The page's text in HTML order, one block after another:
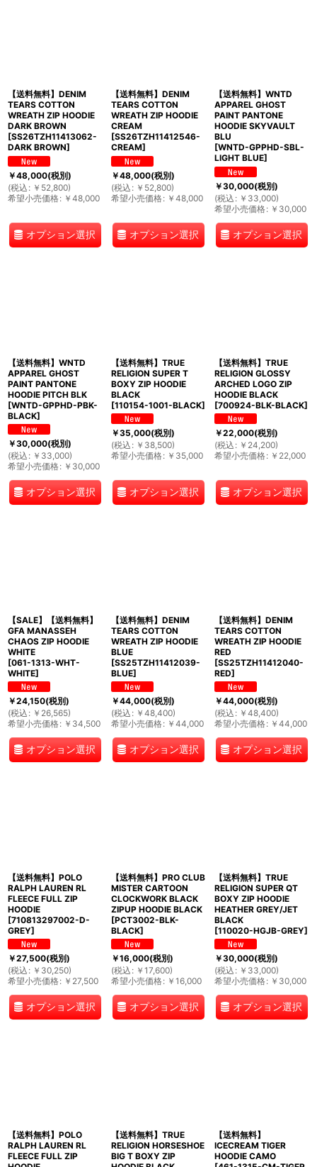
【送料無料】DENIM
TEARS COTTON
WREATH ZIP HOODIE
DARK BROWN
[SS26TZH11413062-
DARK BROWN]
￥48,000(税別)
(税込 : ￥ 52,800)
希望小売価格: ￥ 48,000
オプション選択
【送料無料】DENIM
TEARS COTTON
WREATH ZIP HOODIE
CREAM
[SS26TZH11412546-
CREAM]
￥48,000(税別)
(税込 : ￥ 52,800)
希望小売価格: ￥ 48,000
オプション選択
【送料無料】WNTD
APPAREL GHOST
PAINT PANTONE
HOODIE SKYVAULT
BLU
[WNTD-GPPHD-SBL-
LIGHT BLUE]
￥30,000(税別)
(税込 : ￥ 33,000)
希望小売価格: ￥ 30,000
オプション選択
【送料無料】WNTD
APPAREL GHOST
PAINT PANTONE
HOODIE PITCH BLK
[WNTD-GPPHD-PBK-
BLACK]
￥30,000(税別)
(税込 : ￥ 33,000)
希望小売価格: ￥ 30,000
オプション選択
【送料無料】TRUE
RELIGION SUPER T
BOXY ZIP HOODIE
BLACK
[110154-1001-BLACK]
￥35,000(税別)
(税込 : ￥ 38,500)
希望小売価格: ￥ 35,000
オプション選択
【送料無料】TRUE
RELIGION GLOSSY
ARCHED LOGO ZIP
HOODIE BLACK
[700924-BLK-BLACK]
￥22,000(税別)
(税込 : ￥ 24,200)
希望小売価格: ￥ 22,000
オプション選択
【SALE】【送料無料】
GFA MANASSEH
CHAOS ZIP HOODIE
WHITE
[061-1313-WHT-
WHITE]
￥24,150(税別)
(税込 : ￥ 26,565)
希望小売価格: ￥ 34,500
オプション選択
【送料無料】DENIM
TEARS COTTON
WREATH ZIP HOODIE
BLUE
[SS25TZH11412039-
BLUE]
￥44,000(税別)
(税込 : ￥ 48,400)
希望小売価格: ￥ 44,000
オプション選択
【送料無料】DENIM
TEARS COTTON
WREATH ZIP HOODIE
RED
[SS25TZH11412040-
RED]
￥44,000(税別)
(税込 : ￥ 48,400)
希望小売価格: ￥ 44,000
オプション選択
【送料無料】POLO
RALPH LAUREN RL
FLEECE FULL ZIP
HOODIE
[710813297002-D-
GREY]
￥27,500(税別)
(税込 : ￥ 30,250)
希望小売価格: ￥ 27,500
オプション選択
【送料無料】PRO CLUB
MISTER CARTOON
CLOCKWORK BLACK
ZIPUP HOODIE BLACK
[PCT3002-BLK-
BLACK]
￥16,000(税別)
(税込 : ￥ 17,600)
希望小売価格: ￥ 16,000
オプション選択
【送料無料】TRUE
RELIGION SUPER QT
BOXY ZIP HOODIE
HEATHER GREY/JET
BLACK
[110020-HGJB-GREY]
￥30,000(税別)
(税込 : ￥ 33,000)
希望小売価格: ￥ 30,000
オプション選択
【送料無料】POLO
RALPH LAUREN RL
FLEECE FULL ZIP
【送料無料】TRUE
RELIGION HORSESHOE
BIG T BOXY ZIP
【送料無料】
ICECREAM TIGER
HOODIE CAMO